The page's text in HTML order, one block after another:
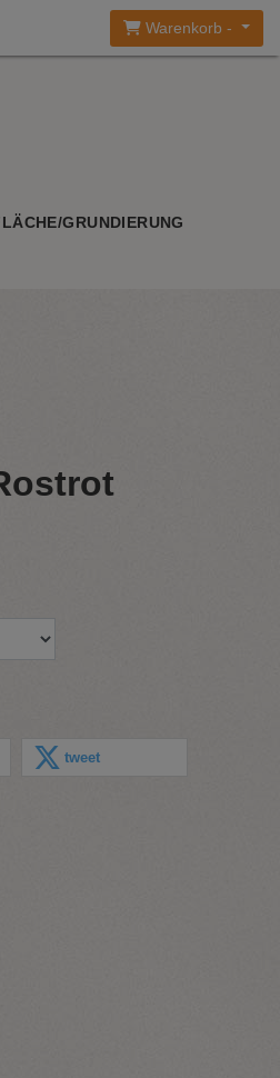
Warenkorb -
GRUNDIERUNG
tweet